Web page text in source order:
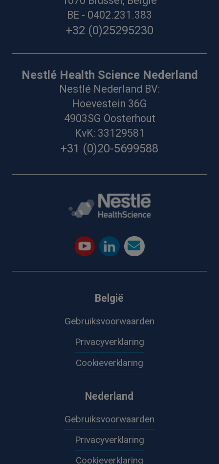
BE - 0402.231.383
+32 (0)25295230
Nestlé Health Science Nederland
Nestlé Nederland BV:
Hoevestein 36G
4903SG Oosterhout
KvK: 33129581
+31 (0)20-5699588
België
Gebruiksvoorwaarden
Privacyverklaring
Cookieverklaring
Nederland
Gebruiksvoorwaarden
Privacyverklaring
Cookieverklaring